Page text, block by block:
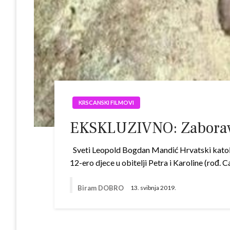
KRSCANSKI FILMOVI
EKSKLUZIVNO:
Sveti Leopold Bogdan Mandić Hrvatski
12-ero djece u obitelji Petra i Karoline (rođ.
Biram DOBRO 13. svibnja 2019.